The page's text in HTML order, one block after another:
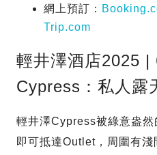
網上預訂：
Trip.com
輕井澤酒店2025 |
Cypress：私人露
輕井澤Cypress被綠意盎
即可抵達Outlet，周圍有